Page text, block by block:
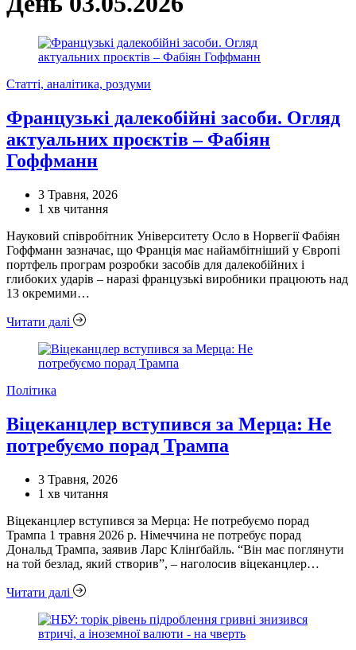
Категорії
Статті, аналітика, роздуми
Французькі далекобійні засоби. Огляд
актуальних проєктів – Фабіян
Гоффманн
3 Травня, 2026
Орієнтовний
читання
1 хв читання
Науковий співробітник Університету Осло в Норвегії Фабіян
Гоффманн зазначає, що Франція має найамбітніший у Європі
портфель програм розробки засобів для далекобійних і
глибоких ударів – наразі французькі виробники працюють над
13 окремими…
Читати далі
Категорії
Політика
Віцеканцлер вступився за Мерца: Не
потребуємо порад Трампа
3 Травня, 2026
Орієнтовний
читання
1 хв читання
Віцеканцлер вступився за Мерца: Не потребуємо порад
Трампа 1 травня 2026 р. Німеччина не потребує порад
Дональд Трампа, заявив Ларс Клінґбайль. “Він має поглянути
на той безлад, який створив”, – наголосив віцеканцлер…
Читати далі